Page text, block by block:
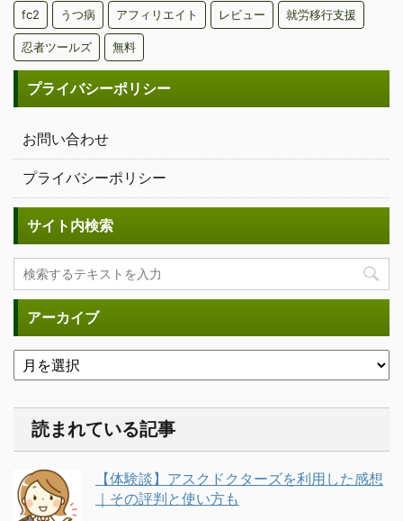
fc2 うつ病 アフィリエイト レビュー 就労移行支援
忍者ツールズ 無料
プライバシーポリシー
お問い合わせ
プライバシーポリシー
サイト内検索
アーカイブ
読まれている記事
【体験談】アスクドクターズを利用した感想
｜その評判と使い方も